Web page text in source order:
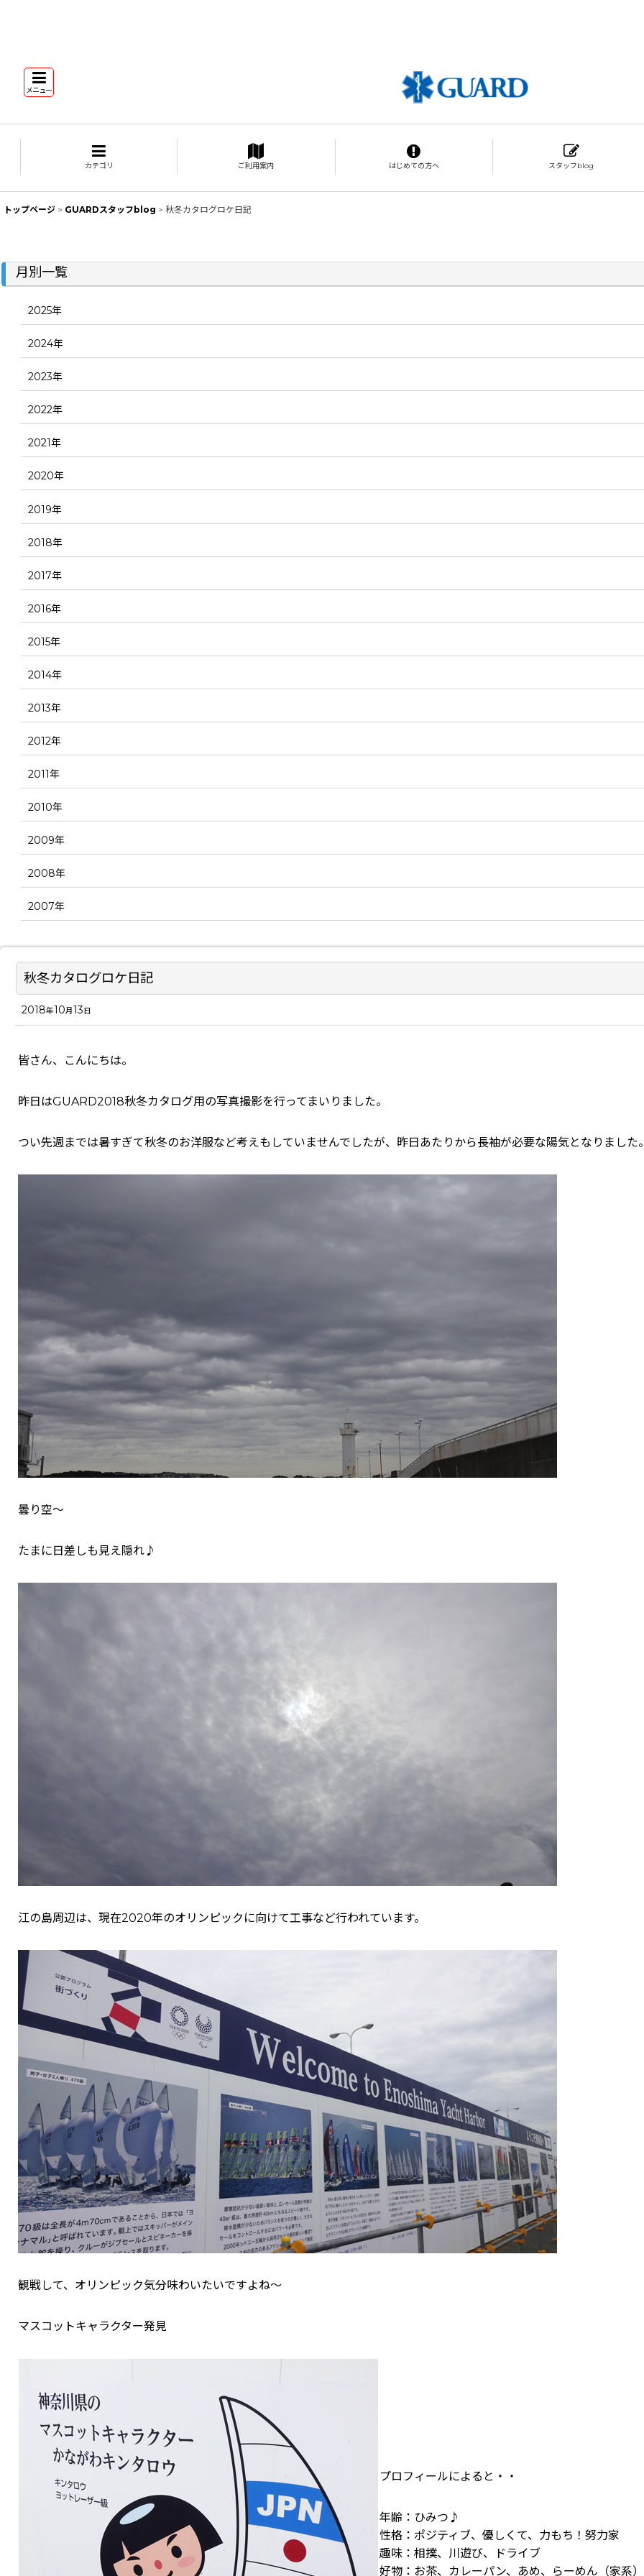
メニュー
カテゴリ ご利用案内 はじめての方へ スタッフblog
トップページ > GUARDスタッフblog > 秋冬カタログロケ日記
秋冬カタログロケ日記
2018年10月13日
皆さん、こんにちは。
昨日はGUARD2018秋冬カタログ用の写真撮影を行ってまいりました。
つい先週までは暑すぎて秋冬のお洋服など考えもしていませんでしたが、昨日あたりから長袖が必要な陽気となりました
曇り空～
たまに日差しも見え隠れ♪
江の島周辺は、現在2020年のオリンピックに向けて工事など行われています。
観戦して、オリンピック気分味わいたいですよね～
マスコットキャラクター発見
プロフィールによると・・
年齢：ひみつ♪
性格：ポジティブ、優しくて、力もち！努力家
趣味：相撲、川遊び、ドライブ
好物：お茶、カレーパン、あめ、らーめん（家系）
月別一覧
2025年
2024年
2023年
2022年
2021年
2020年
2019年
2018年
2017年
2016年
2015年
2014年
2013年
2012年
2011年
2010年
2009年
2008年
2007年